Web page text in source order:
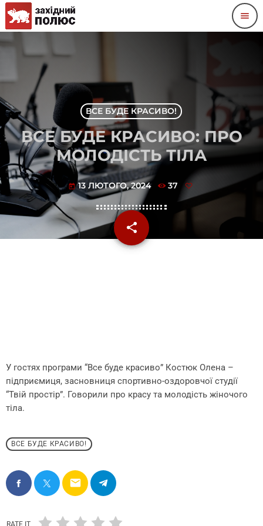
menu
ВСЕ БУДЕ КРАСИВО!
ВСЕ БУДЕ КРАСИВО: ПРО
МОЛОДІСТЬ ТІЛА
today 13 ЛЮТОГО, 2024 37
share
email
У гостях програми “Все буде красиво” Костюк Олена –
підприємиця, засновниця спортивно-оздоровчої студії
“Твій простір”. Говорили про красу та молодість жіночого
тіла.
ВСЕ БУДЕ КРАСИВО!
email